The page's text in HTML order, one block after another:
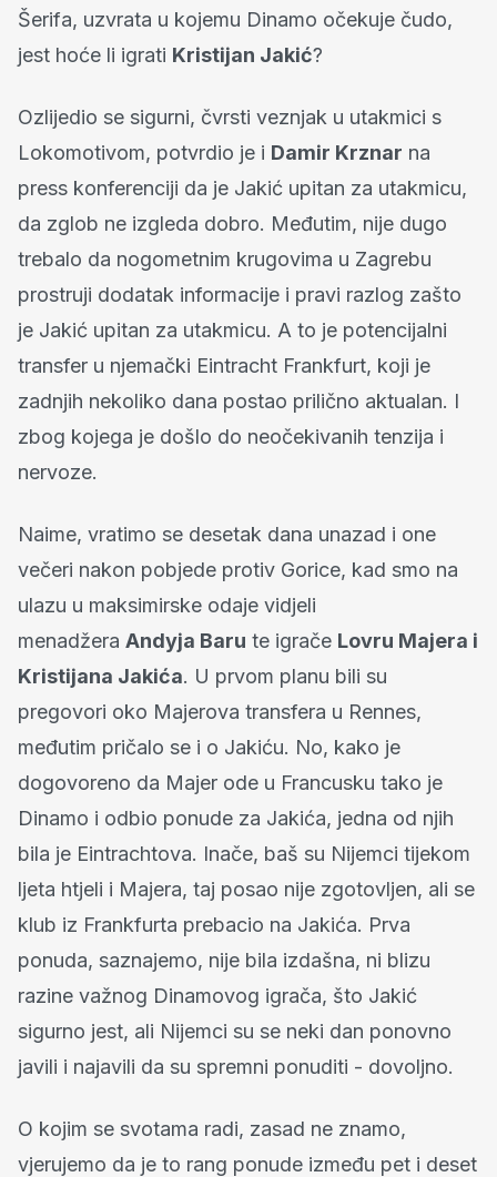
Šerifa, uzvrata u kojemu Dinamo očekuje čudo,
jest hoće li igrati Kristijan Jakić?
Ozlijedio se sigurni, čvrsti veznjak u utakmici s
Lokomotivom, potvrdio je i Damir Krznar na
press konferenciji da je Jakić upitan za utakmicu,
da zglob ne izgleda dobro. Međutim, nije dugo
trebalo da nogometnim krugovima u Zagrebu
prostruji dodatak informacije i pravi razlog zašto
je Jakić upitan za utakmicu. A to je potencijalni
transfer u njemački Eintracht Frankfurt, koji je
zadnjih nekoliko dana postao prilično aktualan. I
zbog kojega je došlo do neočekivanih tenzija i
nervoze.
Naime, vratimo se desetak dana unazad i one
večeri nakon pobjede protiv Gorice, kad smo na
ulazu u maksimirske odaje vidjeli
menadžera Andyja Baru te igrače Lovru Majera i
Kristijana Jakića. U prvom planu bili su
pregovori oko Majerova transfera u Rennes,
međutim pričalo se i o Jakiću. No, kako je
dogovoreno da Majer ode u Francusku tako je
Dinamo i odbio ponude za Jakića, jedna od njih
bila je Eintrachtova. Inače, baš su Nijemci tijekom
ljeta htjeli i Majera, taj posao nije zgotovljen, ali se
klub iz Frankfurta prebacio na Jakića. Prva
ponuda, saznajemo, nije bila izdašna, ni blizu
razine važnog Dinamovog igrača, što Jakić
sigurno jest, ali Nijemci su se neki dan ponovno
javili i najavili da su spremni ponuditi - dovoljno.
O kojim se svotama radi, zasad ne znamo,
vjerujemo da je to rang ponude između pet i deset